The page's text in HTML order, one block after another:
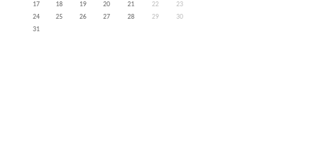
17
18 19 20 21 22
23
24
25 26 27 28 29
30
31